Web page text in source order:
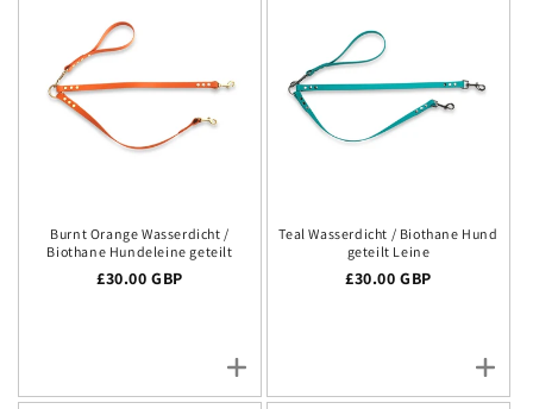
Burnt Orange Wasserdicht /
Biothane Hundeleine geteilt
Regulärer Preis
£30.00 GBP
Teal Wasserdicht / Biothane Hund
geteilt Leine
Regulärer Preis
£30.00 GBP